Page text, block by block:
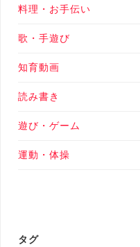
料理・お手伝い
歌・手遊び
知育動画
読み書き
遊び・ゲーム
運動・体操
タグ